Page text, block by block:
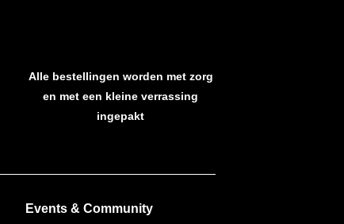
Alle bestellingen worden met zorg
en met een kleine verrassing
ingepakt
Events & Community